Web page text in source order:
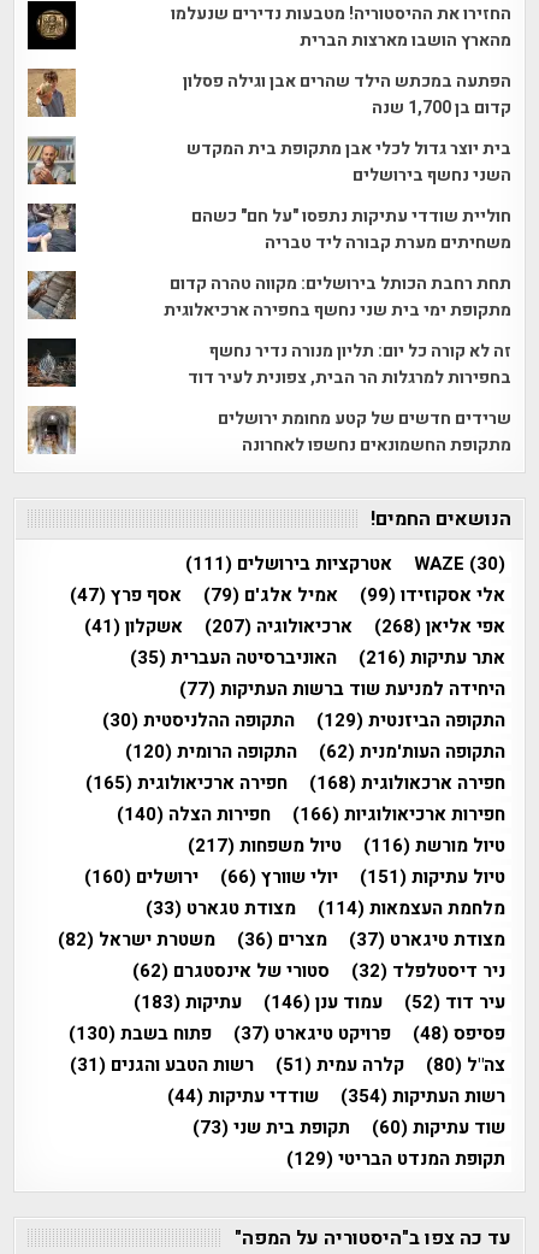
החזירו את ההיסטוריה! מטבעות נדירים שנעלמו
מהארץ הושבו מארצות הברית
הפתעה במכתש הילד שהרים אבן וגילה פסלון
קדום בן 1,700 שנה
בית יוצר גדול לכלי אבן מתקופת בית המקדש
השני נחשף בירושלים
חוליית שודדי עתיקות נתפסו "על חם" כשהם
משחיתים מערת קבורה ליד טבריה
תחת רחבת הכותל בירושלים: מקווה טהרה קדום
מתקופת ימי בית שני נחשף בחפירה ארכיאלוגית
זה לא קורה כל יום: תליון מנורה נדיר נחשף
בחפירות למרגלות הר הבית, צפונית לעיר דוד
שרידים חדשים של קטע מחומת ירושלים
מתקופת החשמונאים נחשפו לאחרונה
הנושאים החמים!
WAZE (30) אטרקציות בירושלים (111)
אלי אסקוזידו(99) אמיל אלג'ם (79) אסף פרץ(47)
אפי אליאן(268) ארכיאולוגיה (207) אשקלון(41)
אתר עתיקות(216) האוניברסיטה העברית(35)
היחידה למניעת שוד ברשות העתיקות(77)
התקופה הביזנטית(129) התקופה ההלניסטית(30)
התקופה העות'מנית(62) התקופה הרומית(120)
חפירה ארכאולוגית(168) חפירה ארכיאולוגית(165)
חפירות ארכיאולוגיות(166) חפירות הצלה (140)
טיול מורשת(116) טיול משפחות(217)
טיול עתיקות(151) יולי שוורץ(66) ירושלים (160)
מלחמת העצמאות(114) מצודת טגארט (33)
מצודת טיגארט (37) מצרים (36) משטרת ישראל (82)
ניר דיסטלפלד (32) סטורי של אינסטגרם (62)
עיר דוד (52) עמוד ענן(146) עתיקות(183)
פסיפס(48) פרויקט טיגארט (37) פתוח בשבת(130)
צה"ל (80) קלרה עמית(51) רשות הטבע והגנים (31)
רשות העתיקות(354) שודדי עתיקות(44)
שוד עתיקות(60) תקופת בית שני(73)
תקופת המנדט הבריטי(129)
עד כה צפו ב"היסטוריה על המפה"